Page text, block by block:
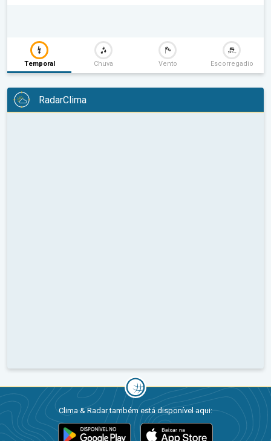
Temporal Chuva Vento Escorregadio
RadarClima
Clima & Radar também está disponível aqui: